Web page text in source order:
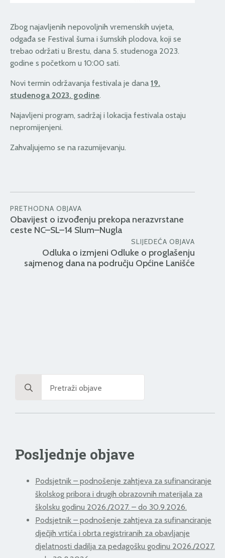
Zbog najavljenih nepovoljnih vremenskih uvjeta,
odgađa se Festival šuma i šumskih plodova, koji se
trebao održati u Brestu, dana 5. studenoga 2023.
godine s početkom u 10:00 sati.
Novi termin održavanja festivala je dana 19.
studenoga 2023. godine.
Najavljeni program, sadržaj i lokacija festivala ostaju
nepromijenjeni.
Zahvaljujemo se na razumijevanju.
PRETHODNA OBJAVA
Obavijest o izvođenju prekopa nerazvrstane
ceste NC–SL–14 Slum–Nugla
SLIJEDEĆA OBJAVA
Odluka o izmjeni Odluke o proglašenju
sajmenog dana na području Općine Lanišće
for:
Posljednje objave
Podsjetnik – podnošenje zahtjeva za sufinanciranje
školskog pribora i drugih obrazovnih materijala za
školsku godinu 2026./2027. – do 30.9.2026.
Podsjetnik – podnošenje zahtjeva za sufinanciranje
dječjih vrtića i obrta registriranih za obavljanje
djelatnosti dadilja za pedagošku godinu 2026./2027.